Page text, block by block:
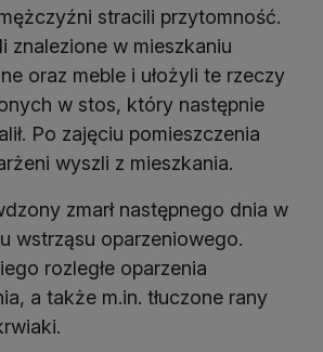
stracili przytomność.
znalezione w mieszkaniu
oraz meble i ułożyli te rzeczy
w stos, który następnie
Po zajęciu pomieszczenia
wyszli z mieszkania.
zmarł następnego dnia w
wstrząsu oparzeniowego.
rozległe oparzenia
a także m.in. tłuczone rany